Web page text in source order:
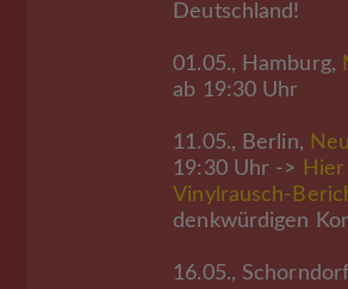
Deutschland!
01.05., Hamburg,
ab 19:30 Uhr
11.05., Berlin,
19:30 Uhr ->
Vinylrausch-
denkwürdigen
16.05.,